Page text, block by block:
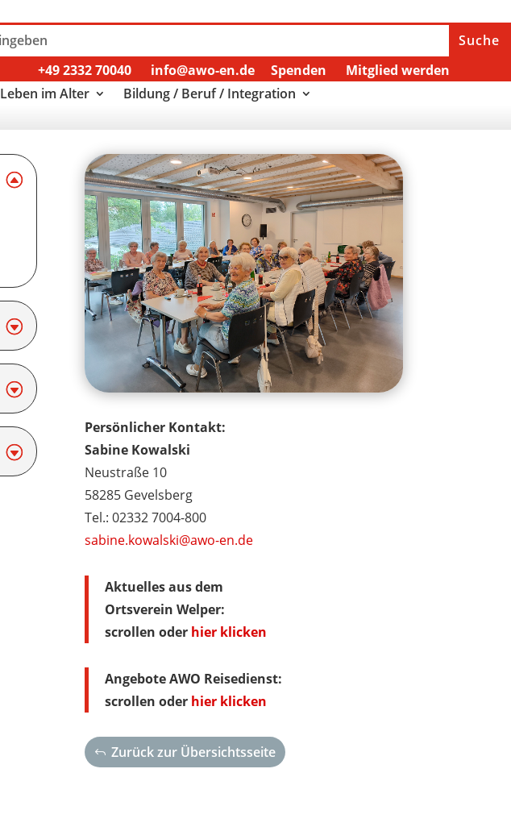
+49 2332 70040
info@awo-en.de Spenden
Mitglied werden
Leben im Alter
Bildung / Beruf / Integration
Persönlicher Kontakt:
Sabine Kowalski
Neustraße 10
58285 Gevelsberg
Tel.: 02332 7004-800
sabine.kowalski@awo-en.de
Aktuelles aus dem
Ortsverein Welper:
scrollen oder hier klicken
Angebote AWO Reisedienst:
scrollen oder hier klicken
Zurück zur Übersichtsseite